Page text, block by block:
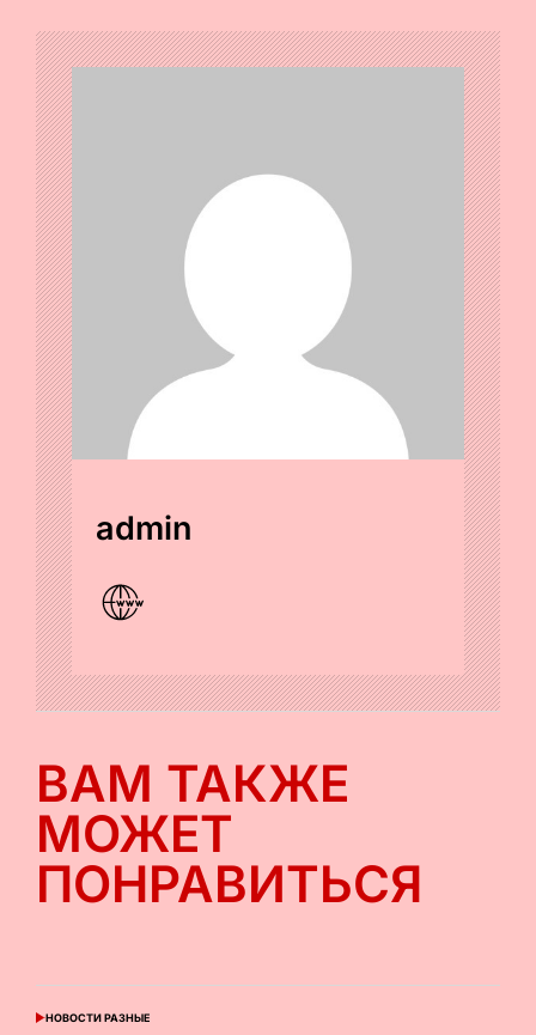
admin
ВАМ ТАКЖЕ
МОЖЕТ
ПОНРАВИТЬСЯ
ОПУБЛИКОВАНО
НОВОСТИ РАЗНЫЕ